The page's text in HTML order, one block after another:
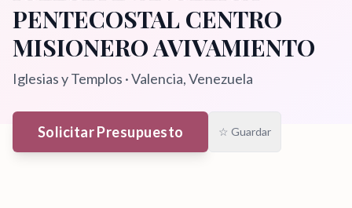
PENTECOSTAL CENTRO
MISIONERO AVIVAMIENTO
Iglesias y Templos ·Valencia, Venezuela
Solicitar Presupuesto ☆ Guardar